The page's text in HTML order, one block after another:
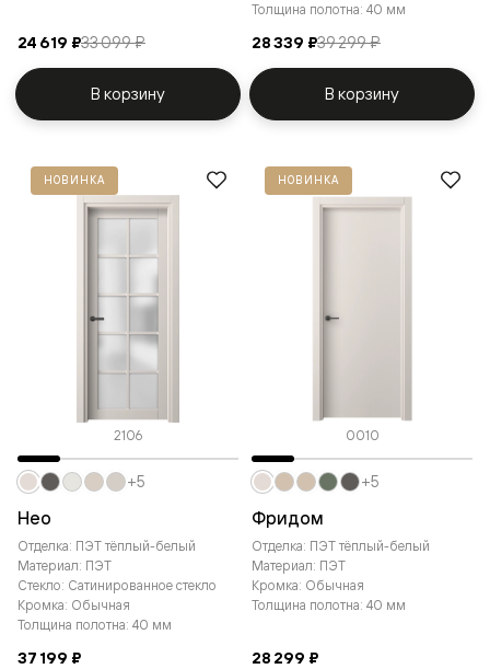
24 619 ₽33 099 ₽
В корзину
Толщина полотна: 40 мм
28 339 ₽39 299 ₽
В корзину
НОВИНКА
2106
Нео
Отделка: ПЭТ тёплый-белый
Материал: ПЭТ
Стекло: Сатинированное стекло
Кромка: Обычная
Толщина полотна: 40 мм
37 199 ₽
+5
НОВИНКА
0010
Фридом
Отделка: ПЭТ тёплый-белый
Материал: ПЭТ
Кромка: Обычная
Толщина полотна: 40 мм
28 299 ₽
+5